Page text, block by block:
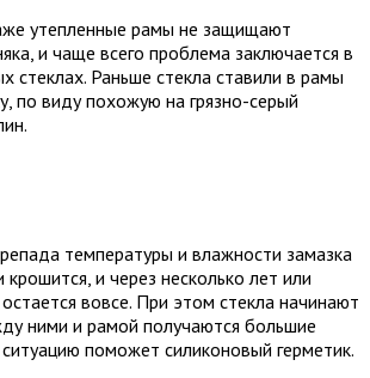
утепленные рамы не защищают
и чаще всего проблема заключается в
стеклах. Раньше стекла ставили в рамы
по виду похожую на грязно-серый
температуры и влажности замазка
крошится, и через несколько лет или
вовсе. При этом стекла начинают
ними и рамой получаются большие
поможет силиконовый герметик.